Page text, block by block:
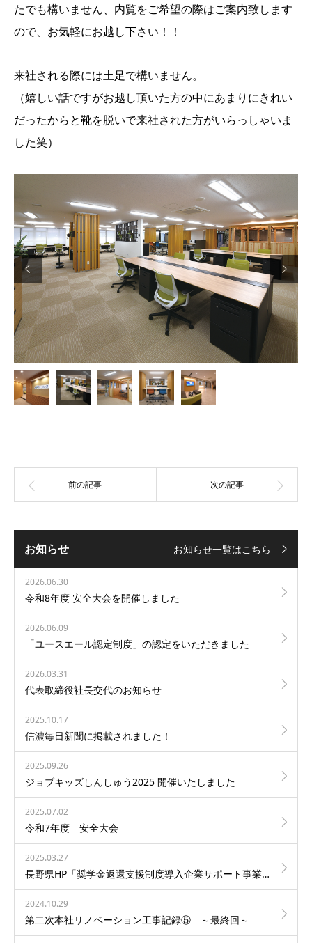
たでも構いません、内覧をご希望の際はご案内致します
ので、お気軽にお越し下さい！！
来社される際には土足で構いません。
（嬉しい話ですがお越し頂いた方の中にあまりにきれい
だったからと靴を脱いで来社された方がいらっしゃいま
した笑）
 
お知らせ お知らせ一覧はこちら
2026.06.30
令和8年度 安全大会を開催しました
2026.06.09
「ユースエール認定制度」の認定をいただきました
2026.03.31
代表取締役社長交代のお知らせ
2025.10.17
信濃毎日新聞に掲載されました！
2025.09.26
ジョブキッズしんしゅう2025 開催いたしました
2025.07.02
令和7年度 安全大会
2025.03.27
長野県HP「奨学金返還支援制度導入企業サポート事業」ページに当社社員が掲載されました！
2024.10.29
第二次本社リノベーション工事記録⑤ ～最終回～